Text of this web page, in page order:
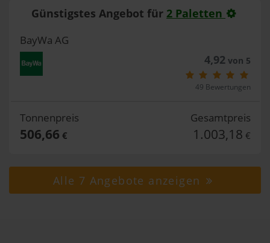
Günstigstes Angebot für 2 Paletten
BayWa AG
4,92von 5
49 Bewertungen
Tonnenpreis
506,66 €
Gesamtpreis
1.003,18 €
Alle 7 Angebote anzeigen